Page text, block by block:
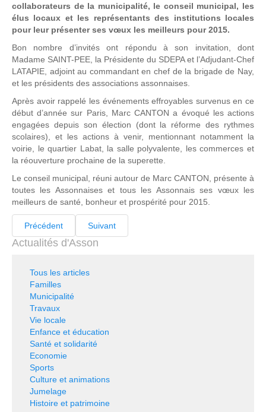
collaborateurs de la municipalité, le conseil municipal, les
élus locaux et les représentants des institutions locales
pour leur présenter ses vœux les meilleurs pour 2015.
Bon nombre d’invités ont répondu à son invitation, dont
Madame SAINT-PEE, la Présidente du SDEPA et l’Adjudant-Chef
LATAPIE, adjoint au commandant en chef de la brigade de Nay,
et les présidents des associations assonnaises.
Après avoir rappelé les événements effroyables survenus en ce
début d’année sur Paris, Marc CANTON a évoqué les actions
engagées depuis son élection (dont la réforme des rythmes
scolaires), et les actions à venir, mentionnant notamment la
voirie, le quartier Labat, la salle polyvalente, les commerces et
la réouverture prochaine de la superette.
Le conseil municipal, réuni autour de Marc CANTON, présente à
toutes les Assonnaises et tous les Assonnais ses vœux les
meilleurs de santé, bonheur et prospérité pour 2015.
Précédent Suivant
Actualités d'Asson
Tous les articles
Familles
Municipalité
Travaux
Vie locale
Enfance et éducation
Santé et solidarité
Economie
Sports
Culture et animations
Jumelage
Histoire et patrimoine